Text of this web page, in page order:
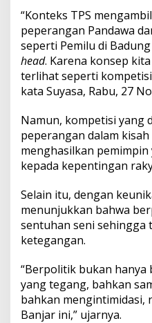
m
C
e
i
t
a
h
a
r
a
t
y
d
a
“Konteks TPS
peperangan Pandawa
seperti Pemilu di
head. Karena konsep
terlihat seperti
kata Suyasa, Rabu, 27
Namun, kompetisi yang
peperangan dalam
menghasilkan
kepada kepentingan
Selain itu, dengan
menunjukkan bahwa
sentuhan seni sehingga
ketegangan.
“Berpolitik bukan
yang tegang, bahkan
bahkan mengintimidasi,
Banjar ini,” ujarnya.